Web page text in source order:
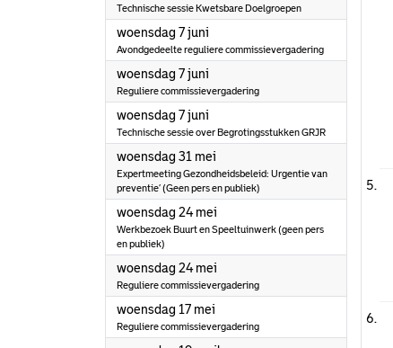
Technische sessie Kwetsbare Doelgroepen
woensdag 7 juni
Avondgedeelte reguliere commissievergadering
woensdag 7 juni
Reguliere commissievergadering
woensdag 7 juni
Technische sessie over Begrotingsstukken GRJR
woensdag 31 mei
Expertmeeting Gezondheidsbeleid: Urgentie van
preventie’ (Geen pers en publiek)
woensdag 24 mei
Werkbezoek Buurt en Speeltuinwerk (geen pers
en publiek)
woensdag 24 mei
Reguliere commissievergadering
woensdag 17 mei
Reguliere commissievergadering